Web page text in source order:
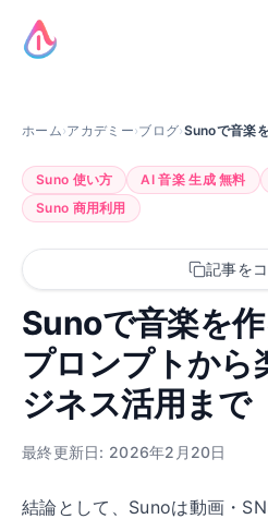
ホーム›アカデミー›ブログ›Sunoで音楽
Suno 使い方 AI 音楽 生成 無料
Suno 商用利用
記事を
Sunoで音楽を作
プロンプトから
ジネス活用まで
最終更新日: 2026年2月20日
結論として、Sunoは動画・